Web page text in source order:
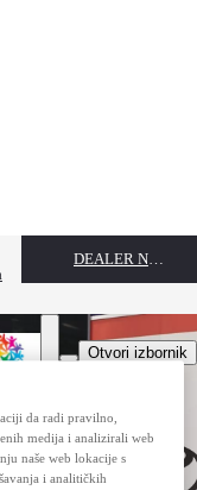
DEALER NAME
Otvori izbornik
da radi pravilno,
medija i analizirali web
naše web lokacije s
i analitičkih